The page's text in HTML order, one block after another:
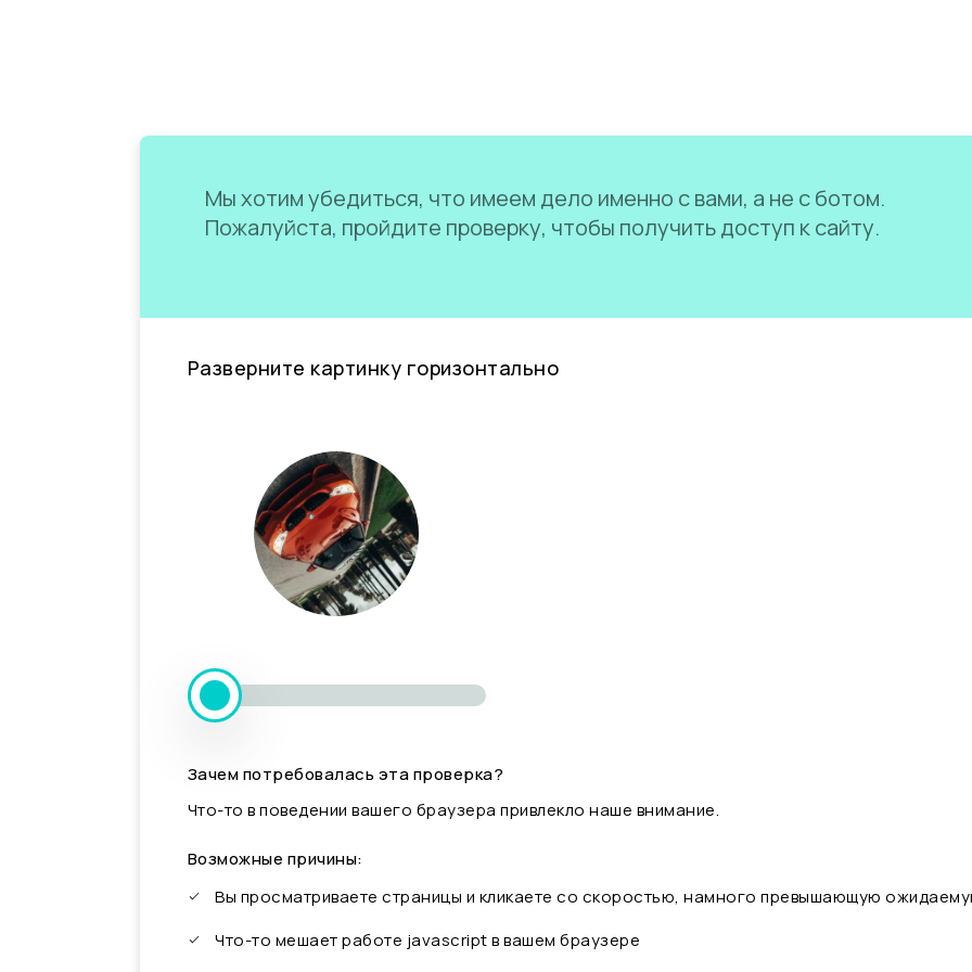
Мы хотим убедиться, что имеем дело именно с вами, а не с ботом.
Пожалуйста, пройдите проверку, чтобы получить доступ к сайту.
Разверните картинку горизонтально
Зачем потребовалась эта проверка?
Что-то в поведении вашего браузера привлекло наше внимание.
Возможные причины:
Вы просматриваете страницы и кликаете со скоростью, намного превышающую
Что-то мешает работе javascript в вашем браузере